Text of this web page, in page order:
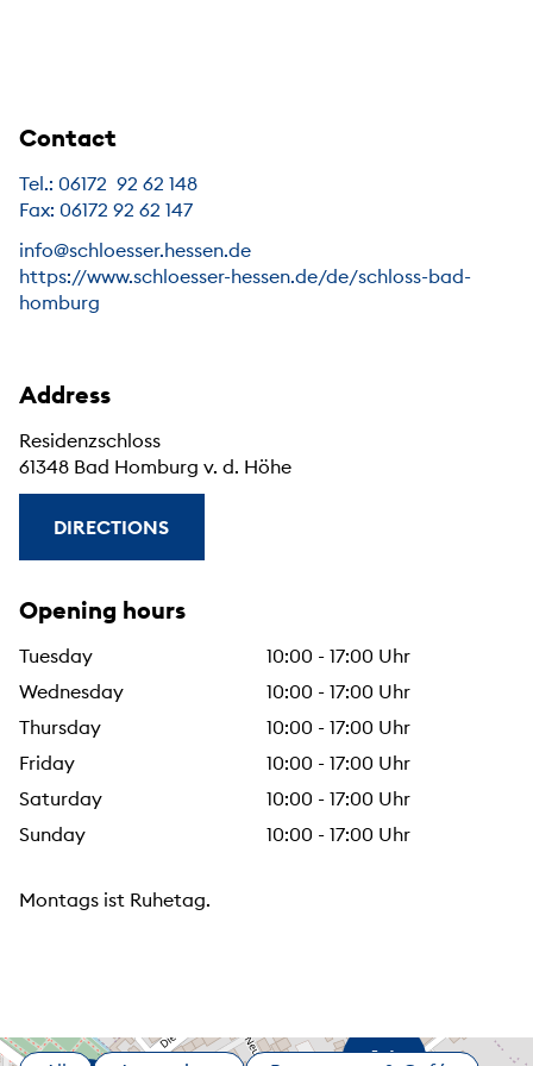
Contact
Tel.: 06172 92 62 148
Fax: 06172 92 62 147
info@schloesser.hessen.de
https://www.schloesser-hessen.de/de/schloss-bad-
homburg
Address
Residenzschloss
61348 Bad Homburg v. d. Höhe
DIRECTIONS
Opening hours
Tuesday
10:00 - 17:00 Uhr
Wednesday
10:00 - 17:00 Uhr
Thursday
10:00 - 17:00 Uhr
Friday
10:00 - 17:00 Uhr
Saturday
10:00 - 17:00 Uhr
Sunday
10:00 - 17:00 Uhr
Montags ist Ruhetag.